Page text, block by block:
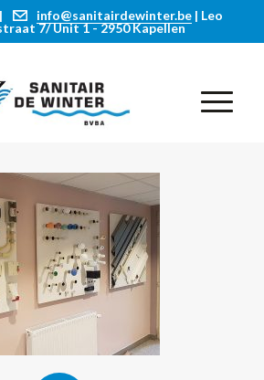
info@sanitairdewinter.be| Leo
7/ Unit 1 - 2950 Kapellen